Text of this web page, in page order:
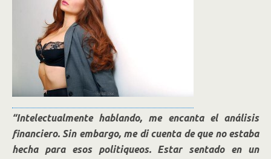
“Intelectualmente hablando, me encanta el análisis
financiero. Sin embargo, me di cuenta de que no estaba
hecha para esos politiqueos. Estar sentado en un